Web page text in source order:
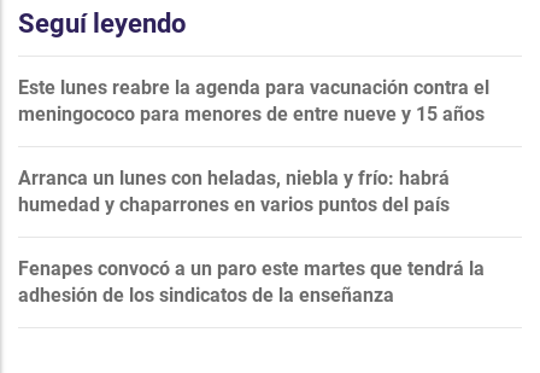
Seguí leyendo
Este lunes reabre la agenda para vacunación contra el
meningococo para menores de entre nueve y 15 años
Arranca un lunes con heladas, niebla y frío: habrá
humedad y chaparrones en varios puntos del país
Fenapes convocó a un paro este martes que tendrá la
adhesión de los sindicatos de la enseñanza